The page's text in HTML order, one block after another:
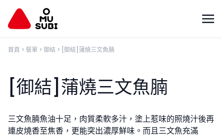
首頁 > 餐單 > 御結 > [御結]蒲燒三文魚腩
[御結]蒲燒三文魚腩
三文魚腩魚油十足，肉質柔軟多汁，塗上惹味的照燒汁後再
連皮燒香至焦香，更能突出濃厚鮮味。而且三文魚充滿